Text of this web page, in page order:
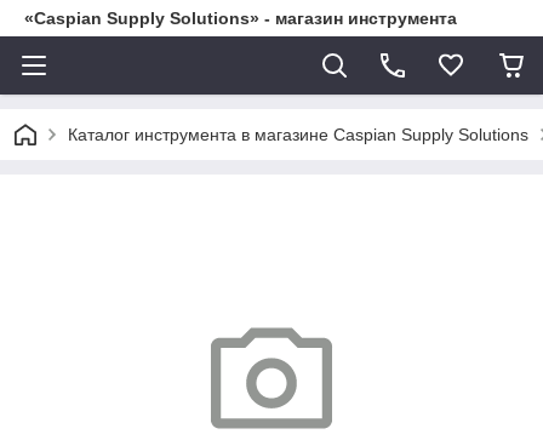
«Caspian Supply Solutions» - магазин инструмента
Каталог инструмента в магазине Caspian Supply Solutions